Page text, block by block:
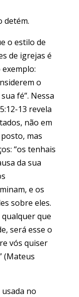
detém.
o estilo de
de igrejas é
o
fé”. Nessa
13 revela
não em
mas
“os tenhais
da sua
e os
sobre eles.
que
será esse o
vós quiser
(Mateus
no